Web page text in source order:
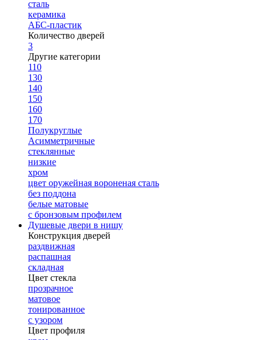
сталь
керамика
АБС-пластик
Количество дверей
3
Другие категории
110
130
140
150
160
170
Полукруглые
Асимметричные
стеклянные
низкие
хром
цвет оружейная вороненая сталь
без поддона
белые матовые
с бронзовым профилем
Душевые двери в нишу
Конструкция дверей
раздвижная
распашная
складная
Цвет стекла
прозрачное
матовое
тонированное
с узором
Цвет профиля